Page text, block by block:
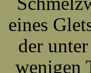
eines
der
wenigen